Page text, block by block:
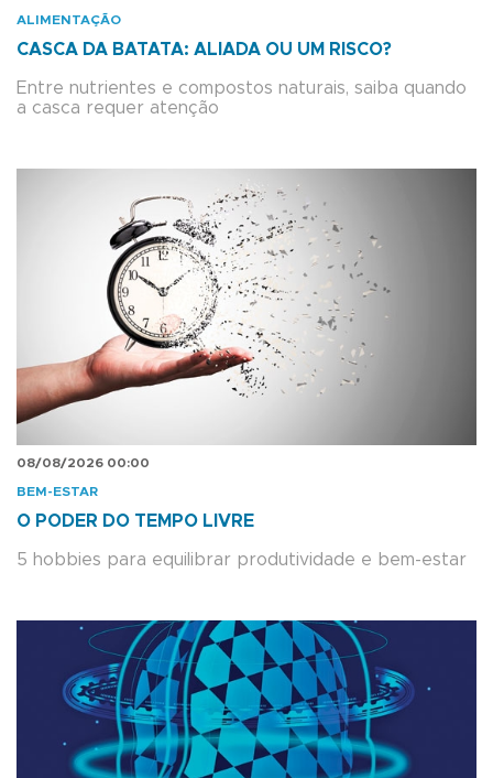
ALIMENTAÇÃO
CASCA DA BATATA: ALIADA OU UM RISCO?
Entre nutrientes e compostos naturais, saiba quando
a casca requer atenção
08/08/2026 00:00
BEM-ESTAR
O PODER DO TEMPO LIVRE
5 hobbies para equilibrar produtividade e bem-estar